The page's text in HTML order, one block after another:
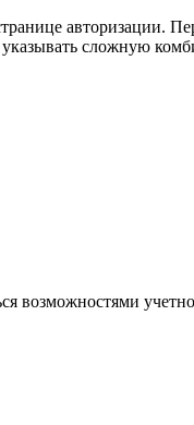
авторизации.
сложную
возможностями